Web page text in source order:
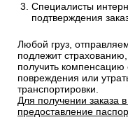
Специалисты
подтверждения
Любой груз,
подлежит
получить компенсацию
повреждения или
транспортировки.
Для получении заказа
предоставление